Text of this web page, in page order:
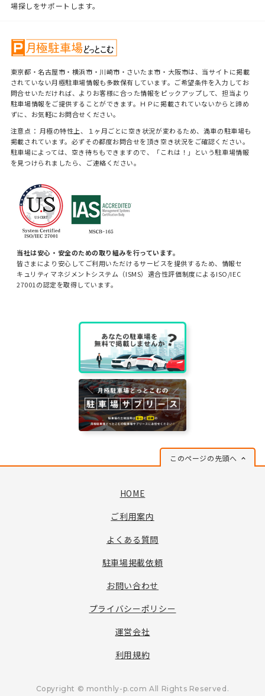
場探しをサポートします。
東京都・名古屋市・横浜市・川崎市・さいたま市・大阪市は、当サイトに掲載
されていない月極駐車場情報も多数保有しています。ご希望条件を入力してお
問合せいただければ、よりお客様に合った情報をピックアップして、担当より
駐車場情報をご提供することができます。ＨＰに掲載されていないからと諦め
ずに、お気軽にお問合せください。
注意点： 月極の特性上、１ヶ月ごとに空き状況が変わるため、満車の駐車場も
掲載されています。必ずその都度お問合せを頂き空き状況をご確認ください。
駐車場によっては、空き待ちもできますので、「これは！」という駐車場情報
を見つけられましたら、ご連絡ください。
当社は安心・安全のための取り組みを行っています。
皆さまにより安心してご利用いただけるサービスを提供するため、情報セ
キュリティマネジメントシステム（ISMS）適合性評価制度によるISO/IEC
27001の認定を取得しています。
このページの先頭へ
HOME
ご利用案内
よくある質問
駐車場掲載依頼
お問い合わせ
プライバシーポリシー
運営会社
利用規約
Copyright © monthly-p.com All Rights Reserved.